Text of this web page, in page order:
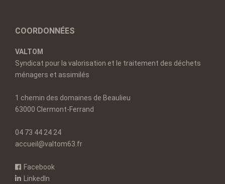
COORDONNÉES
VALTOM
Syndicat pour la valorisation et le traitement des déchets
ménagers et assimilés
1 chemin des domaines de Beaulieu
63000 Clermont-Ferrand
04 73 44 24 24
accueil@valtom63.fr
Facebook
LinkedIn